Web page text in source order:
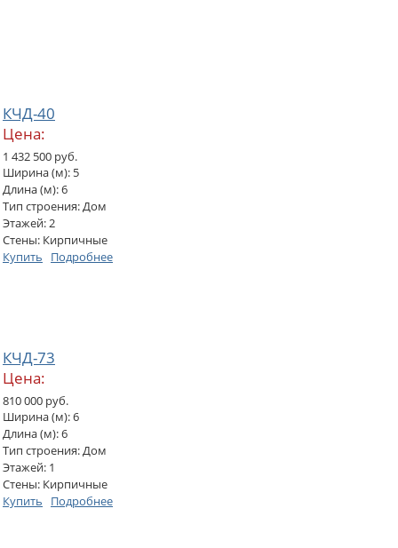
КЧД-40
Цена:
1 432 500 руб.
Ширина (м): 5
Длина (м): 6
Тип строения: Дом
Этажей: 2
Стены: Кирпичные
Купить
Подробнее
КЧД-73
Цена:
810 000 руб.
Ширина (м): 6
Длина (м): 6
Тип строения: Дом
Этажей: 1
Стены: Кирпичные
Купить
Подробнее